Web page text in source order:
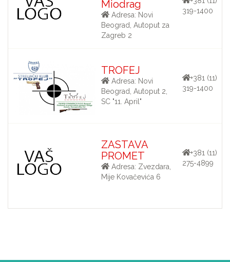
Miodrag
Adresa: Novi
Beograd, Autoput za
Zagreb 2
319-1400
TROFEJ
Adresa: Novi
Beograd, Autoput 2,
SC "11. April"
+381 (11)
319-1400
ZASTAVA
PROMET
Adresa: Zvezdara,
Mije Kovačevića 6
+381 (11)
275-4899